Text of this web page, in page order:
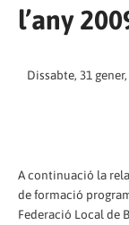
l’any
Dissabte, 31
A continuació la
de formació
Federació Local de